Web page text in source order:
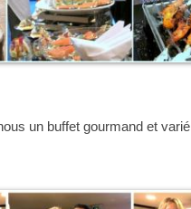
un buffet gourmand et varié